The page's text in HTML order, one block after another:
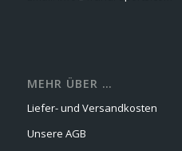
MEHR ÜBER …
Liefer- und Versandkosten
Unsere AGB